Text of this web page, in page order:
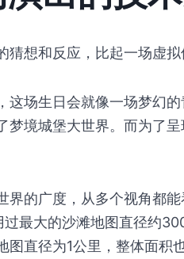
猜想和反应，比起一场虚
这场生日会就像一场梦幻
梦境城堡大世界。而为了
界的广度，从多个视角都
过最大的沙滩地图直径约
图直径为1公里，整体面积